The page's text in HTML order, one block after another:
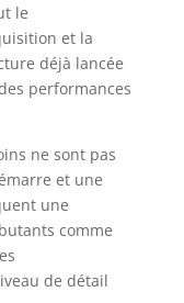
le
et la
déjà lancée
performances
ne sont pas
et une
une
comme
de détail